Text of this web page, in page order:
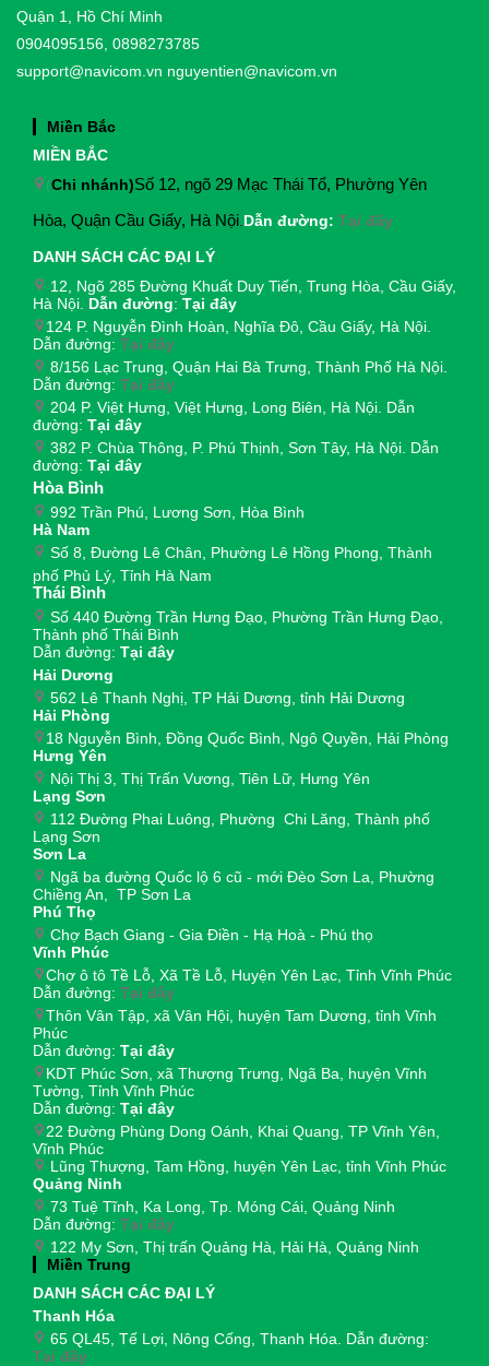
Quận 1, Hồ Chí Minh
0904095156, 0898273785
support@navicom.vn nguyentien@navicom.vn
Miền Bắc
MIỀN BẮC
(Chi nhánh)Số 12, ngõ 29 Mạc Thái Tổ, Phường Yên
Hòa, Quận Cầu Giấy, Hà Nội Dẫn đường: Tại đây
DANH SÁCH CÁC ĐẠI LÝ
12, Ngõ 285 Đường Khuất Duy Tiến, Trung Hòa, Cầu Giấy,
Hà Nội. Dẫn đường: Tại đây
124 P. Nguyễn Đình Hoàn, Nghĩa Đô, Cầu Giấy, Hà Nội.
Dẫn đường: Tại đây
8/156 Lạc Trung, Quận Hai Bà Trưng, Thành Phố Hà Nội.
Dẫn đường: Tại đây
204 P. Việt Hưng, Việt Hưng, Long Biên, Hà Nội. Dẫn
đường: Tại đây
382 P. Chùa Thông, P. Phú Thịnh, Sơn Tây, Hà Nội. Dẫn
đường: Tại đây
Hòa Bình
992 Trần Phú, Lương Sơn, Hòa Bình
Hà Nam
Số 8, Đường Lê Chân, Phường Lê Hồng Phong, Thành
phố Phủ Lý, Tỉnh Hà Nam
Thái Bình
Số 440 Đường Trần Hưng Đạo, Phường Trần Hưng Đạo,
Thành phố Thái Bình
Dẫn đường: Tại đây
Hải Dương
562 Lê Thanh Nghị, TP Hải Dương, tỉnh Hải Dương
Hải Phòng
18 Nguyễn Bình, Đồng Quốc Bình, Ngô Quyền, Hải Phòng
Hưng Yên
Nội Thị 3, Thị Trấn Vương, Tiên Lữ, Hưng Yên
Lạng Sơn
112 Đường Phai Luông, Phường Chi Lăng, Thành phố
Lạng Sơn
Sơn La
Ngã ba đường Quốc lộ 6 cũ - mới Đèo Sơn La, Phường
Chiềng An, TP Sơn La
Phú Thọ
Chợ Bạch Giang - Gia Điền - Hạ Hoà - Phú thọ
Vĩnh Phúc
Chợ ô tô Tề Lỗ, Xã Tề Lỗ, Huyện Yên Lạc, Tỉnh Vĩnh Phúc
Dẫn đường: Tại đây
Thôn Vân Tập, xã Vân Hội, huyện Tam Dương, tỉnh Vĩnh
Phúc
Dẫn đường: Tại đây
KDT Phúc Sơn, xã Thượng Trưng, Ngã Ba, huyện Vĩnh
Tường, Tỉnh Vĩnh Phúc
Dẫn đường: Tại đây
22 Đường Phùng Dong Oánh, Khai Quang, TP Vĩnh Yên,
Vĩnh Phúc
Lũng Thượng, Tam Hồng, huyện Yên Lạc, tỉnh Vĩnh Phúc
Quảng Ninh
73 Tuệ Tĩnh, Ka Long, Tp. Móng Cái, Quảng Ninh
Dẫn đường: Tại đây
122 My Sơn, Thị trấn Quảng Hà, Hải Hà, Quảng Ninh
Miền Trung
DANH SÁCH CÁC ĐẠI LÝ
Thanh Hóa
65 QL45, Tế Lợi, Nông Cống, Thanh Hóa. Dẫn đường:
Tại đây